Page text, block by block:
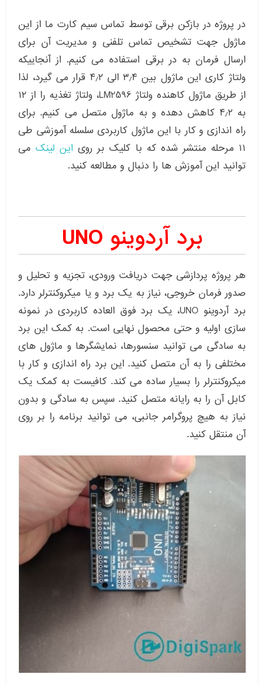
در پروژه در بازکن برقی توسط تماس سیم کارت ما از این
ماژول جهت تشخیص تماس تلفنی و مدیریت آن برای
ارسال فرمان به در برقی استفاده می کنیم. از آنجاییکه
ولتاژ کاری این ماژول بین ۳٫۴ الی ۴٫۲ قرار می گیرد، لذا
از طریق ماژول کاهنده ولتاژ LM2596، ولتاژ تغذیه را از ۱۲
به ۴٫۲ کاهش دهده و به ماژول متصل می کنیم. برای
راه اندازی و کار با این ماژول کاربردی سلسله آموزشی طی
۱۱ مرحله منتشر شده که با کلیک بر روی
این لینکمی
توانید این آموزش ها را دنبال و مطالعه کنید.
برد آردوینو UNO
هر پروژه پردازشی جهت دریافت ورودی، تجزیه و تحلیل و
صدور فرمان خروجی، نیاز به یک برد و یا میکروکنترلر دارد.
برد آردوینو UNO، یک برد فوق العاده کاربردی در نمونه
سازی اولیه و حتی محصول نهایی است. به کمک این برد
به سادگی می توانید سنسورها، نمایشگرها و ماژول های
مختلفی را به آن متصل کنید. این برد راه اندازی و کار با
میکروکنترلر را بسیار ساده می کند. کافیست به کمک یک
کابل آن را به رایانه متصل کنید. سپس به سادگی و بدون
نیاز به هیچ پروگرامر جانبی، می توانید برنامه را بر روی
آن منتقل کنید.